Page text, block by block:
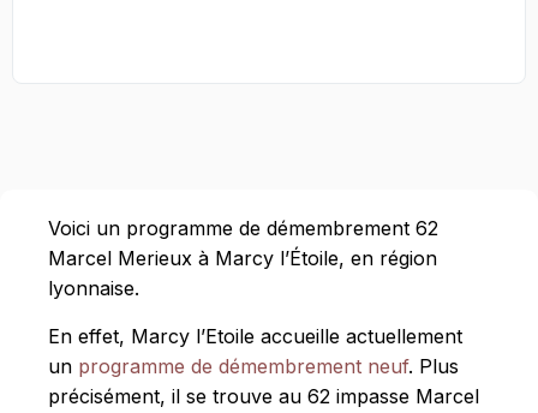
Voici un programme de démembrement 62
Marcel Merieux à Marcy l’Étoile, en région
lyonnaise.
En effet, Marcy l’Etoile accueille actuellement
un programme de démembrement neuf. Plus
précisément, il se trouve au 62 impasse Marcel